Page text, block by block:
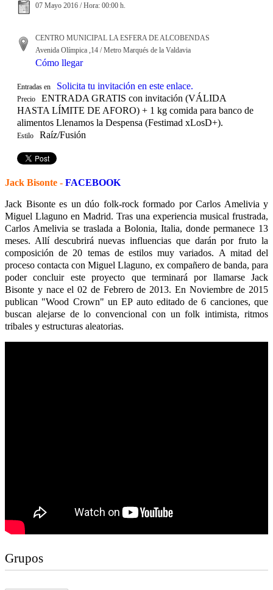
07 Mayo 2016 / Hora: 00:00 h.
CENTRO MUNICIPAL LA ESFERA DE ALCOBENDAS
Avenida Olímpica ,14 / Metro Marqués de la Valdavia
Cómo llegar
Entradas en Solicita tu invitación en este enlace.
Precio
ENTRADA GRATIS con invitación (VÁLIDA
HASTA LÍMITE DE AFORO) + 1 kg comida para banco de
alimentos Llenamos la Despensa (Festimad xLosD+).
Estilo Raíz/Fusión
Jack Bisonte - FACEBOOK
Jack Bisonte es un dúo folk-rock formado por Carlos Amelivia y
Miguel Llaguno en Madrid. Tras una experiencia musical frustrada,
Carlos Amelivia se traslada a Bolonia, Italia, donde permanece 13
meses. Allí descubrirá nuevas influencias que darán por fruto la
composición de 20 temas de estilos muy variados. A mitad del
proceso contacta con Miguel Llaguno, ex compañero de banda, para
poder concluir este proyecto que terminará por llamarse Jack
Bisonte y nace el 02 de Febrero de 2013. En Noviembre de 2015
publican "Wood Crown" un EP auto editado de 6 canciones, que
buscan alejarse de lo convencional con un folk intimista, ritmos
tribales y estructuras aleatorias.
Grupos